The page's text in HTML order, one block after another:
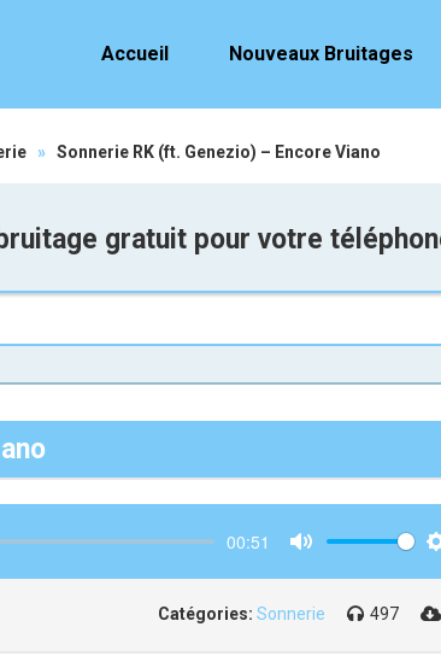
Accueil Nouveaux Bruitages
» Sonnerie RK (ft. Genezio) – Encore Viano
gratuit pour votre
00:51
Catégories: Sonnerie 497